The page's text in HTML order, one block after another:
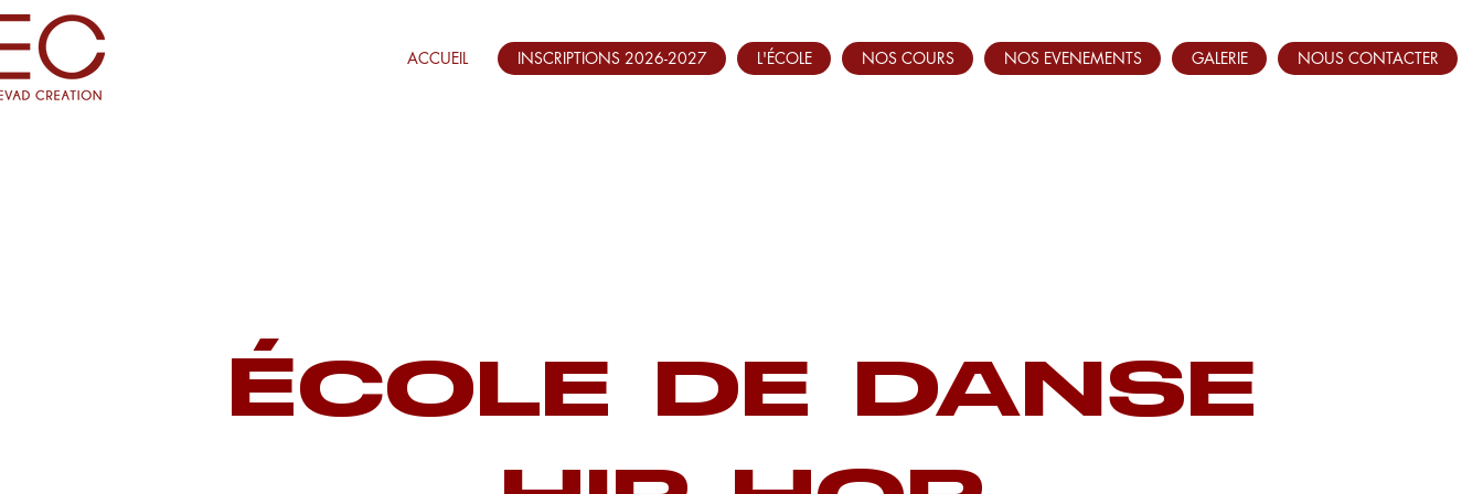
ACCUEIL INSCRIPTIONS 2026-2027 L'ÉCOLE NOS COURS NOS EVENEMENTS GALERIE NOUS CONTACTER
ÉCOLE DE DANSE